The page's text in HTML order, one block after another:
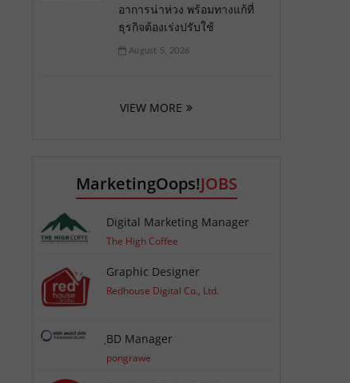
อาการน่าห่วง พร้อมทางแก้ที่
ธุรกิจต้องเร่งปรับใช้
August 5, 2026
VIEW MORE
MarketingOops!JOBS
Digital Marketing Manager
The High Coffee
Graphic Designer
Redhouse Digital Co., Ltd.
ฺBD Manager
pongrawe